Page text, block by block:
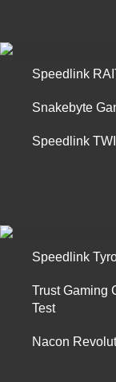
Speedlink
Snakebyte
Speedlink
Speedlink
Trust Gaming
Test
Nacon